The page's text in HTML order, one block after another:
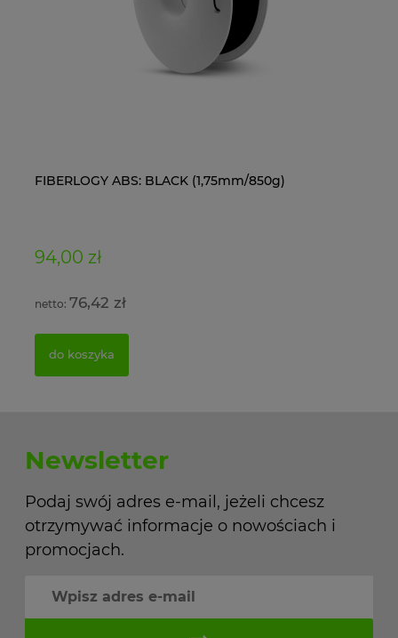
FIBERLOGY ABS: BLACK (1,75mm/850g)
94,00 zł
76,42 zł
do koszyka
Newsletter
Podaj swój adres e-mail, jeżeli chcesz
otrzymywać informacje o nowościach i
promocjach.